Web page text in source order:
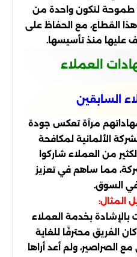
طموحة لتكون واحدة من
هذا القطاع، مع الحفاظ على
عليها منذ تأسيسها.
العملاء
السابقين
مرآة تعكس جودة
الألمانية لمكافحة
من العملاء شاركوا
مما ساهم في تعزيز
السوق.
المثال:
بخدمة العملاء
الفريق محترفًا للغاية
الصراصير، ولم أعد أراها